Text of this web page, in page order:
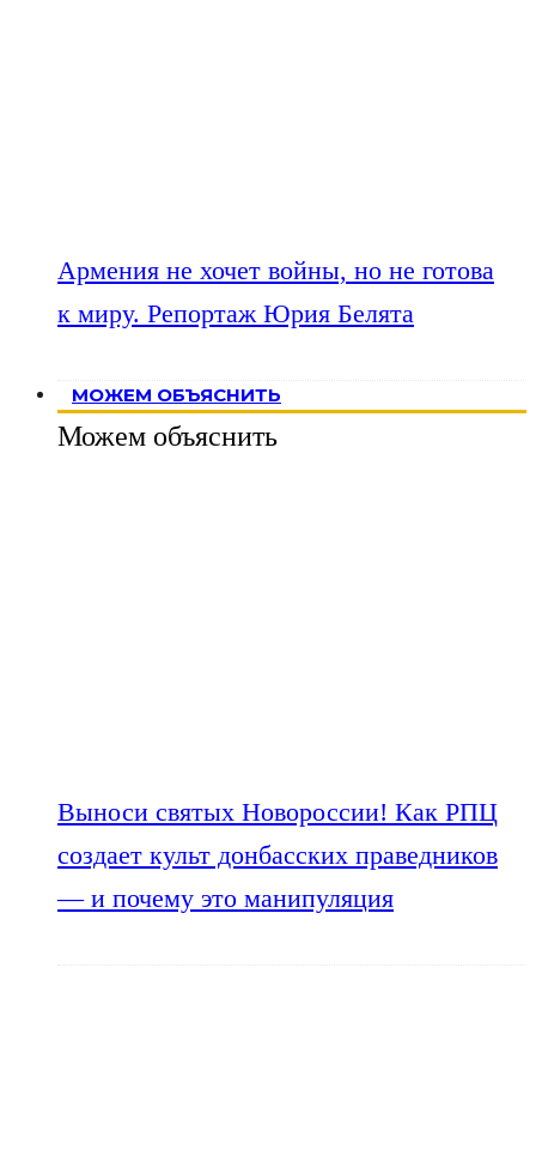
Армения не хочет войны, но не готова
к миру. Репортаж Юрия Белята
МОЖЕМ ОБЪЯСНИТЬ
Можем объяснить
Выноси святых Новороссии! Как РПЦ
создает культ донбасских праведников
— и почему это манипуляция